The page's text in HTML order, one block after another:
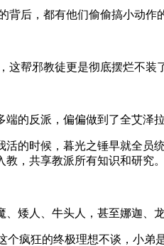
背后，都有他们偷偷搞小动作
这帮邪教徒更是彻底摆烂不
端的反派，偏偏做到了全艾泽
活的时候，暮光之锤早就全员
，共享教派所有知识和研究。
矮人、牛头人，甚至娜迦、
个疯狂的终极理想不谈，小弟